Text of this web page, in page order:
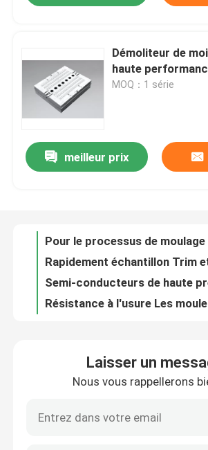
Produits
Contrôle de la qualité
Demandez un devis
machines de moulage à semi-
Démoliteur de
haute
MOQ：1 série
meilleur prix
Laisser un
Nous vous rappellerons